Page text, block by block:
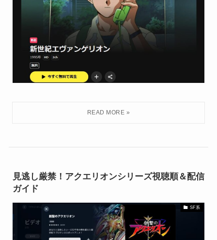
見逃し厳禁！アクエリオンシリーズ視聴順＆配信
ガイド
SF系